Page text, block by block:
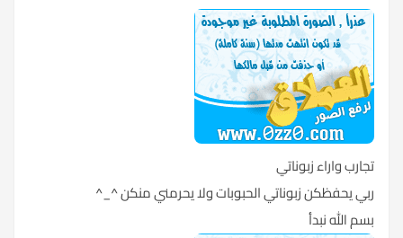
تجارب واراء زبوناتي
ربي يحفظكن زبوناتي الحبوبات ولا يحرمني منكن ^_^
بسم الله نبدأ